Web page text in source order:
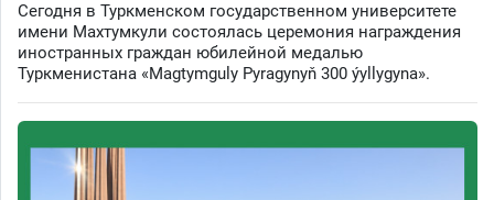
Сегодня в Туркменском государственном университете
имени Махтумкули состоялась церемония награждения
иностранных граждан юбилейной медалью
Туркменистана «Magtymguly Pyragynyň 300 ýyllygyna».